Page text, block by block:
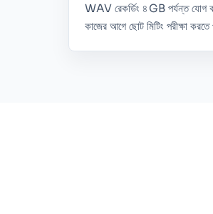
WAV রেকর্ডিং ৪ GB পর্যন্ত যোগ
কাজের আগে ছোট মিটিং পরীক্ষা করতে